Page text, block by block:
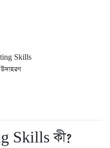
Skills
উদাহরণ
Skills কী?